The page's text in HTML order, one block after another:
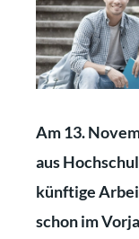
Am 13.
aus
künftige
schon im